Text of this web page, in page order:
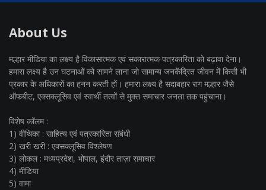
About Us
मल्हार मीडिया का लक्ष्य है विकासात्मक एवं सकारात्मक पत्रकारिता को बढ़ावा देना।
हमारा लक्ष्य है उन घटनाओं को सामने लाना जो सामान्य जनकेंद्रित जीवन में किसी भी
प्रकार के अधिकारों का हनन करती हों। हमारा लक्ष्य है सदाबहार राग मल्हार जैसे
ऑफबीट, एक्सक्लूसिव एवं स्वार्थी तत्वों से मुक्त समाचार जनता तक पहुंचाना।
विशेष कॉलम :
1) वीथिका : साहित्य एवं पत्रकारिता संबंधी
2) खरी खरी : एक्सक्लूसिव विश्लेषण
3) लोकल : मध्यप्रदेश, भोपाल, इंदौर ताज़ा समाचार
4) मीडिया
5) वामा